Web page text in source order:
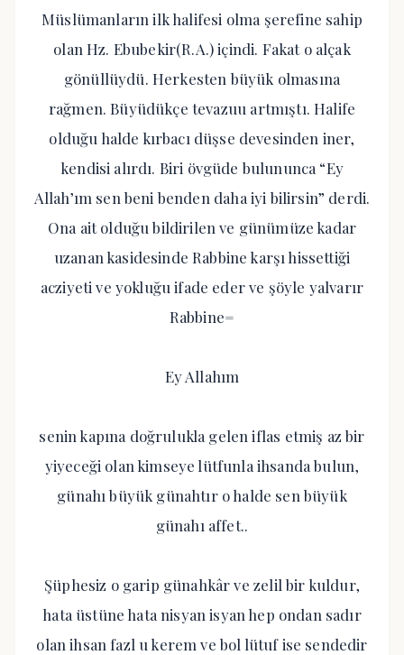
Müslümanların ilk halifesi olma şerefine sahip
olan Hz. Ebubekir(R.A.) içindi. Fakat o alçak
gönüllüydü. Herkesten büyük olmasına
rağmen. Büyüdükçe tevazuu artmıştı. Halife
olduğu halde kırbacı düşse devesinden iner,
kendisi alırdı. Biri övgüde bulununca “Ey
Allah’ım sen beni benden daha iyi bilirsin” derdi.
Ona ait olduğu bildirilen ve günümüze kadar
uzanan kasidesinde Rabbine karşı hissettiği
acziyeti ve yokluğu ifade eder ve şöyle yalvarır
Rabbine=
Ey Allahım
senin kapına doğrulukla gelen iflas etmiş az bir
yiyeceği olan kimseye lütfunla ihsanda bulun,
günahı büyük günahtır o halde sen büyük
günahı affet..
Şüphesiz o garip günahkâr ve zelil bir kuldur,
hata üstüne hata nisyan isyan hep ondan sadır
olan ihsan fazl u kerem ve bol lütuf ise sendedir